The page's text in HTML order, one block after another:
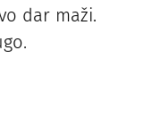
dar maži.